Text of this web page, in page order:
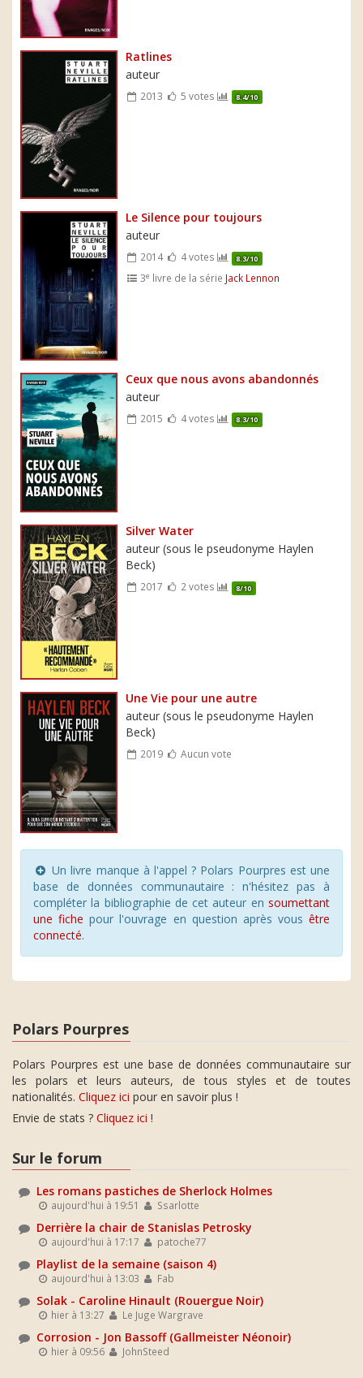
Ratlines
auteur
2013 5 votes 8.4/10
Le Silence pour toujours
auteur
2014 4 votes 8.3/10
3e livre de la série Jack Lennon
Ceux que nous avons abandonnés
auteur
2015 4 votes 8.3/10
Silver Water
auteur (sous le pseudonyme Haylen
Beck)
2017 2 votes 8/10
Une Vie pour une autre
auteur (sous le pseudonyme Haylen
Beck)
2019 Aucun vote
Un livre manque à l'appel ? Polars Pourpres est une
base de données communautaire : n'hésitez pas à
compléter la bibliographie de cet auteur en soumettant
une fiche pour l'ouvrage en question après vous être
connecté.
Polars Pourpres
Polars Pourpres est une base de données communautaire sur
les polars et leurs auteurs, de tous styles et de toutes
nationalités. Cliquez ici pour en savoir plus !
Envie de stats ? Cliquez ici !
Sur le forum
Les romans pastiches de Sherlock Holmes
aujourd'hui à 19:51 Ssarlotte
Derrière la chair de Stanislas Petrosky
aujourd'hui à 17:17 patoche77
Playlist de la semaine (saison 4)
aujourd'hui à 13:03 Fab
Solak - Caroline Hinault (Rouergue Noir)
hier à 13:27 Le Juge Wargrave
Corrosion - Jon Bassoff (Gallmeister Néonoir)
hier à 09:56 JohnSteed